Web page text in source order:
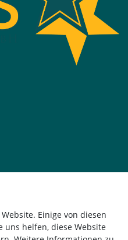
Einige von diesen
uns helfen, diese Website